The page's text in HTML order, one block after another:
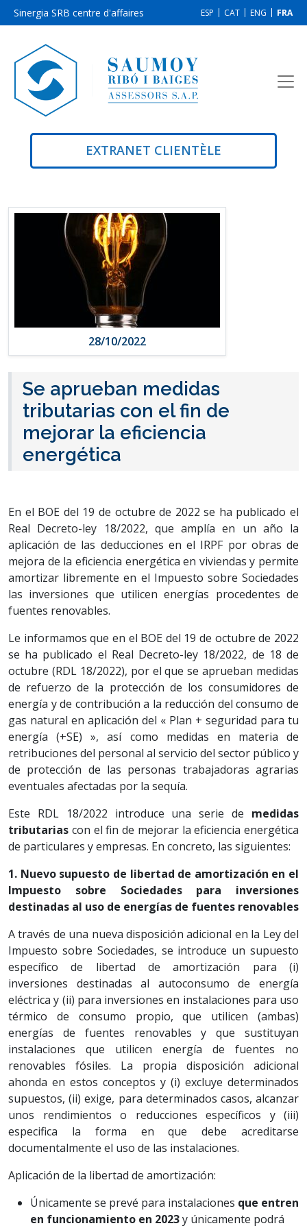
Sinergia SRB centre d'affaires ESP CAT ENG FRA
EXTRANET CLIENTÈLE
28/10/2022
Se aprueban medidas
tributarias con el fin de
mejorar la eficiencia
energética
En el BOE del 19 de octubre de 2022 se ha publicado el
Real Decreto-ley 18/2022, que amplía en un año la
aplicación de las deducciones en el IRPF por obras de
mejora de la eficiencia energética en viviendas y permite
amortizar libremente en el Impuesto sobre Sociedades
las inversiones que utilicen energías procedentes de
fuentes renovables.
Le informamos que en el BOE del 19 de octubre de 2022
se ha publicado el Real Decreto-ley 18/2022, de 18 de
octubre (RDL 18/2022), por el que se aprueban medidas
de refuerzo de la protección de los consumidores de
energía y de contribución a la reducción del consumo de
gas natural en aplicación del « Plan + seguridad para tu
energía (+SE) », así como medidas en materia de
retribuciones del personal al servicio del sector público y
de protección de las personas trabajadoras agrarias
eventuales afectadas por la sequía.
Este RDL 18/2022 introduce una serie de medidas
tributarias con el fin de mejorar la eficiencia energética
de particulares y empresas. En concreto, las siguientes:
1. Nuevo supuesto de libertad de amortización en el
Impuesto sobre Sociedades para inversiones
destinadas al uso de energías de fuentes renovables
A través de una nueva disposición adicional en la Ley del
Impuesto sobre Sociedades, se introduce un supuesto
específico de libertad de amortización para (i)
inversiones destinadas al autoconsumo de energía
eléctrica y (ii) para inversiones en instalaciones para uso
térmico de consumo propio, que utilicen (ambas)
energías de fuentes renovables y que sustituyan
instalaciones que utilicen energía de fuentes no
renovables fósiles. La propia disposición adicional
ahonda en estos conceptos y (i) excluye determinados
supuestos, (ii) exige, para determinados casos, alcanzar
unos rendimientos o reducciones específicos y (iii)
especifica la forma en que debe acreditarse
documentalmente el uso de las instalaciones.
Aplicación de la libertad de amortización:
Únicamente se prevé para instalaciones que entren
en funcionamiento en 2023y únicamente podrá